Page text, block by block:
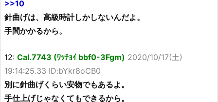
>>10
針曲げは、高級時計しかしないんだよ。
手間かかるから。
12: Cal.7743 (ﾜｯﾁｮｲ bbf0-3Fgm) 2020/10/17(土)
19:14:25.33 ID:bYkr8oCB0
別に針曲げくらい安物でもあるよ。
手仕上げじゃなくてもできるから。